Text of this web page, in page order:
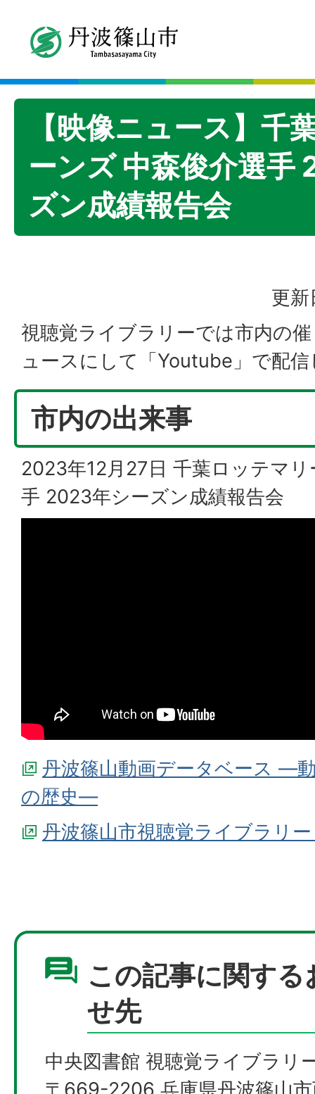
【映像ニュース】千
ーンズ 中森俊介選手
ズン成績報告会
更
視聴覚ライブラリーでは市内の
ュースにして「Youtube」で配
市内の出来事
2023年12月27日 千葉ロッテマ
手 2023年シーズン成績報告会
丹波篠山動画データベース ―
の歴史―
丹波篠山市視聴覚ライブラリ
この記事に関する
せ先
中央図書館 視聴覚ライブラリ